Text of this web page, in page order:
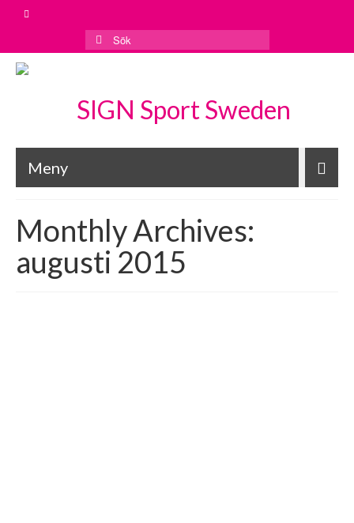
Meny
Monthly Archives:
augusti 2015